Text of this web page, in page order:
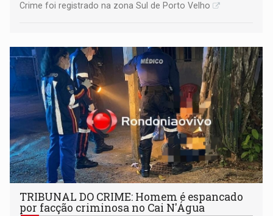
Crime foi registrado na zona Sul de Porto Velho
TRIBUNAL DO CRIME: Homem é espancado
por facção criminosa no Cai N'Água